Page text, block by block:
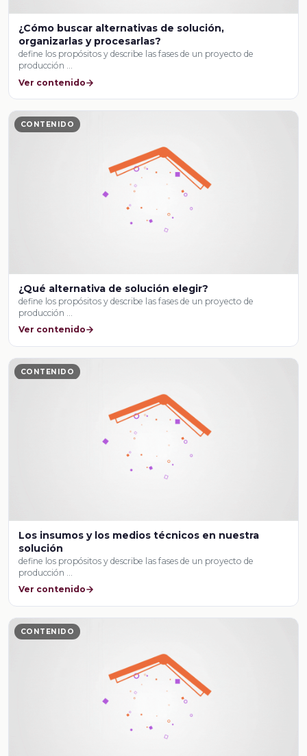
¿Cómo buscar alternativas de solución,
organizarlas y procesarlas?
define los propósitos y describe las fases de un proyecto de
producción …
Ver contenido
CONTENIDO
¿Qué alternativa de solución elegir?
define los propósitos y describe las fases de un proyecto de
producción …
Ver contenido
CONTENIDO
Los insumos y los medios técnicos en nuestra
solución
define los propósitos y describe las fases de un proyecto de
producción …
Ver contenido
CONTENIDO